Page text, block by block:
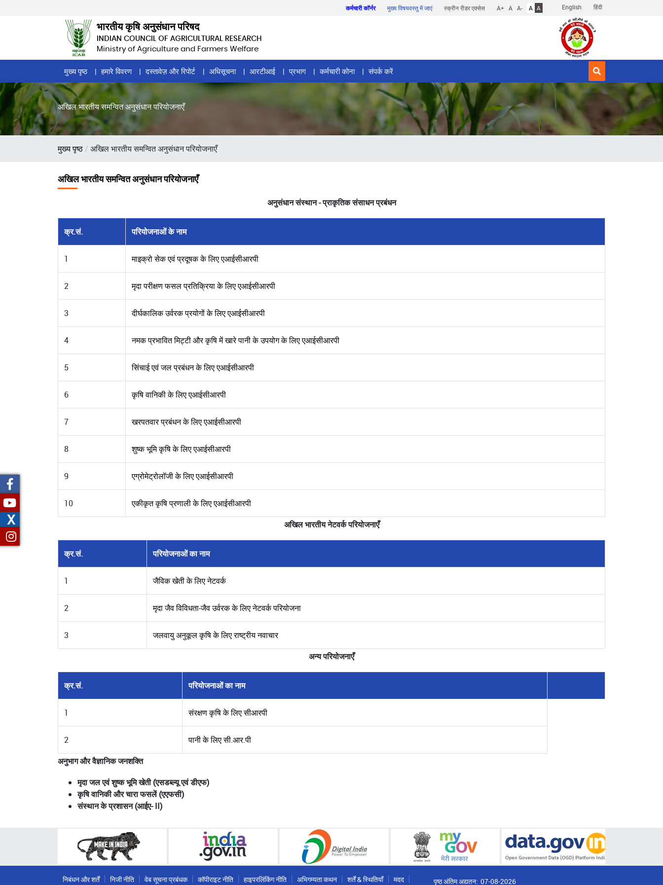
English हिंदी
कर्मचारी कॉर्नर मुख्य विषयवस्तु में जाएं स्क्रीन रीडर एक्सेस A+ A A- A A
भारतीय कृषि अनुसंधान परिषद
INDIAN COUNCIL OF AGRICULTURAL RESEARCH
Ministry of Agriculture and Farmers Welfare
Home
Page
Menu
मुख्य पृष्ठ हमारे विवरण दस्तावेज़ और रिपोर्ट अधिसूचना आरटीआई प्रभाग कर्मचारी कोना संपर्क करें
अखिल भारतीय समन्वित अनुसंधान परियोजनाएँ
पग
मुख्य पृष्ठ अखिल भारतीय समन्वित अनुसंधान परियोजनाएँ
अखिल भारतीय समन्वित अनुसंधान परियोजनाएँ
अनुसंधान संस्थान - प्राकृतिक संसाधन प्रबंधन
क्र.सं. परियोजनाओं के नाम
1 माइक्रो सेक एवं प्रदूषक के लिए एआईसीआरपी
2 मृदा परीक्षण फसल प्रतिक्रिया के लिए एआईसीआरपी
3 दीर्घकालिक उर्वरक प्रयोगों के लिए एआईसीआरपी
4 नमक प्रभावित मिट्टी और कृषि में खारे पानी के उपयोग के लिए एआईसीआरपी
5 सिंचाई एवं जल प्रबंधन के लिए एआईसीआरपी
6 कृषि वानिकी के लिए एआईसीआरपी
7 खरपतवार प्रबंधन के लिए एआईसीआरपी
8 शुष्क भूमि कृषि के लिए एआईसीआरपी
9 एग्रोमेट्रोलॉजी के लिए एआईसीआरपी
10
एकीकृत कृषि प्रणाली के लिए एआईसीआरपी
अखिल भारतीय नेटवर्क परियोजनाएँ
क्र.सं. परियोजनाओं का नाम
1 जैविक खेती के लिए नेटवर्क
2 मृदा जैव विविधता-जैव उर्वरक के लिए नेटवर्क परियोजना
3
जलवायु अनुकूल कृषि के लिए राष्ट्रीय नवाचार
अन्य परियोजनाएँ
क्र.सं. परियोजनाओं का नाम
1 संरक्षण कृषि के लिए सीआरपी
2
पानी के लिए सी.आर.पी
अनुभाग और वैज्ञानिक जनशक्ति
मृदा जल एवं शुष्क भूमि खेती (एसडब्ल्यू एवं डीएफ)
कृषि वानिकी और चारा फसलें (एएफसी)
संस्थान के प्रशासन (आईए- II)
निबंधन और शर्तें निजी नीति वेब सूचना प्रबंधक कॉपीराइट नीति हाइपरलिंकिंग नीति अभिगम्यता कथन शर्तें & स्थितियाँ मदद पृष्ठ अंतिम अद्यतन: 07-08-2026
X